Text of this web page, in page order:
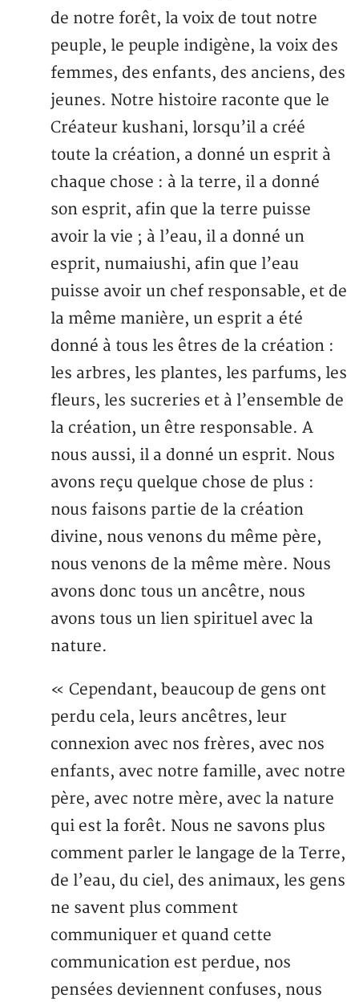
de notre forêt, la voix de tout notre
peuple, le peuple indigène, la voix des
femmes, des enfants, des anciens, des
jeunes. Notre histoire raconte que le
Créateur kushani, lorsqu’il a créé
toute la création, a donné un esprit à
chaque chose : à la terre, il a donné
son esprit, afin que la terre puisse
avoir la vie ; à l’eau, il a donné un
esprit, numaiushi, afin que l’eau
puisse avoir un chef responsable, et de
la même manière, un esprit a été
donné à tous les êtres de la création :
les arbres, les plantes, les parfums, les
fleurs, les sucreries et à l’ensemble de
la création, un être responsable. A
nous aussi, il a donné un esprit. Nous
avons reçu quelque chose de plus :
nous faisons partie de la création
divine, nous venons du même père,
nous venons de la même mère. Nous
avons donc tous un ancêtre, nous
avons tous un lien spirituel avec la
nature.
« Cependant, beaucoup de gens ont
perdu cela, leurs ancêtres, leur
connexion avec nos frères, avec nos
enfants, avec notre famille, avec notre
père, avec notre mère, avec la nature
qui est la forêt. Nous ne savons plus
comment parler le langage de la Terre,
de l’eau, du ciel, des animaux, les gens
ne savent plus comment
communiquer et quand cette
communication est perdue, nos
pensées deviennent confuses, nous